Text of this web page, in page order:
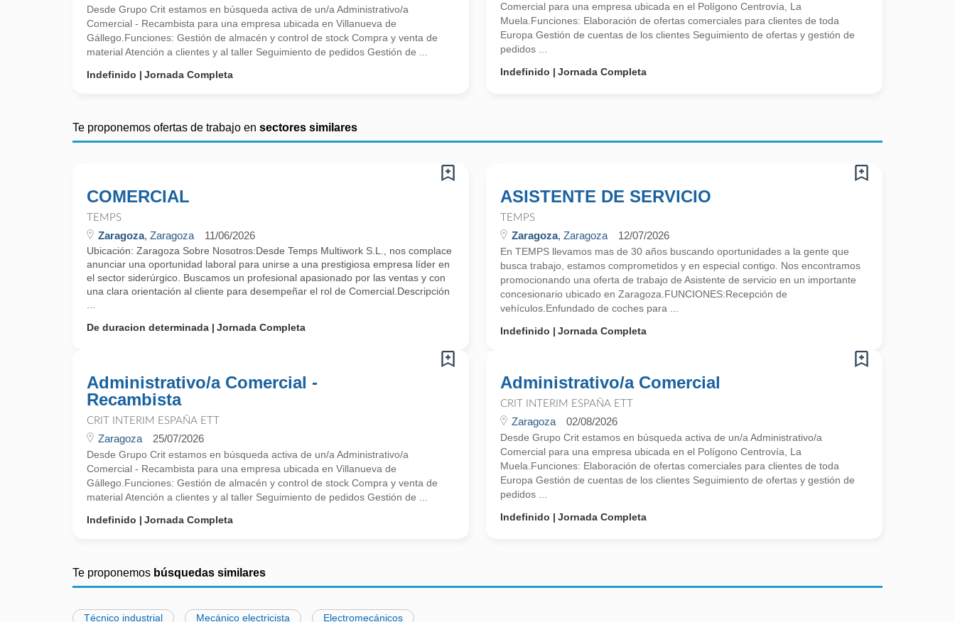
Desde Grupo Crit estamos en búsqueda activa de un/a Administrativo/a
Comercial - Recambista para una empresa ubicada en Villanueva de
Gállego.Funciones: Gestión de almacén y control de stock Compra y venta de
material Atención a clientes y al taller Seguimiento de pedidos Gestión de ...
Indefinido
Jornada Completa
Comercial para una empresa ubicada en el Polígono Centrovía, La
Muela.Funciones: Elaboración de ofertas comerciales para clientes de toda
Europa Gestión de cuentas de los clientes Seguimiento de ofertas y gestión de
pedidos ...
Indefinido
Jornada Completa
Te proponemos ofertas de trabajo en sectores similares
COMERCIAL
TEMPS
Zaragoza, Zaragoza 11/06/2026
Ubicación: Zaragoza Sobre Nosotros:Desde Temps Multiwork S.L., nos complace
anunciar una oportunidad laboral para unirse a una prestigiosa empresa líder en
el sector siderúrgico. Buscamos un profesional apasionado por las ventas y con
una clara orientación al cliente para desempeñar el rol de Comercial.Descripción
De duracion determinada
Jornada Completa
ASISTENTE DE SERVICIO
TEMPS
Zaragoza, Zaragoza 12/07/2026
En TEMPS llevamos mas de 30 años buscando oportunidades a la gente que
busca trabajo, estamos comprometidos y en especial contigo. Nos encontramos
promocionando una oferta de trabajo de Asistente de servicio en un importante
concesionario ubicado en Zaragoza.FUNCIONES:Recepción de
vehículos.Enfundado de coches para ...
Indefinido
Jornada Completa
Administrativo/a Comercial -
Recambista
CRIT INTERIM ESPAÑA ETT
Zaragoza 25/07/2026
Desde Grupo Crit estamos en búsqueda activa de un/a Administrativo/a
Comercial - Recambista para una empresa ubicada en Villanueva de
Gállego.Funciones: Gestión de almacén y control de stock Compra y venta de
material Atención a clientes y al taller Seguimiento de pedidos Gestión de ...
Indefinido
Jornada Completa
Administrativo/a Comercial
CRIT INTERIM ESPAÑA ETT
Zaragoza 02/08/2026
Desde Grupo Crit estamos en búsqueda activa de un/a Administrativo/a
Comercial para una empresa ubicada en el Polígono Centrovía, La
Muela.Funciones: Elaboración de ofertas comerciales para clientes de toda
Europa Gestión de cuentas de los clientes Seguimiento de ofertas y gestión de
pedidos ...
Indefinido
Jornada Completa
Te proponemos búsquedas similares
Técnico industrial Mecánico electricista Electromecánicos